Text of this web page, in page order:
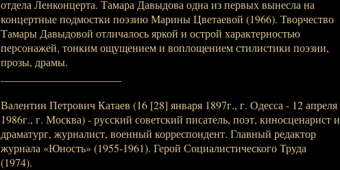
отдела Ленконцерта. Тамара Давыдова одна из первых вынесла на
концертные подмостки поэзию Марины Цветаевой (1966). Творчество
Тамары Давыдовой отличалось яркой и острой характерностью
персонажей, тонким ощущением и воплощением стилистики поэзии,
прозы, драмы.
Валентин Петрович Катаев (16 [28] января 1897г., г. Одесса - 12 апреля
1986г., г. Москва) - русский советский писатель, поэт, киносценарист и
драматург, журналист, военный корреспондент. Главный редактор
журнала «Юность» (1955-1961). Герой Социалистического Труда
(1974).